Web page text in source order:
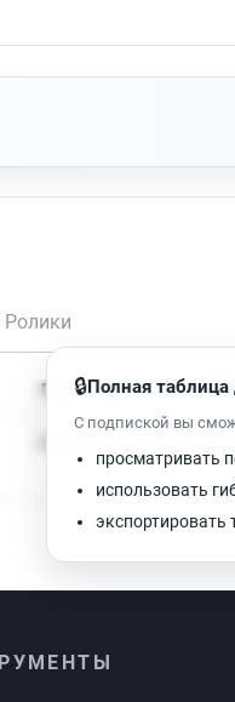
Ролики
Просмотров
🔒Полная
С подпиской вы
просматривать
использовать
экспортировать